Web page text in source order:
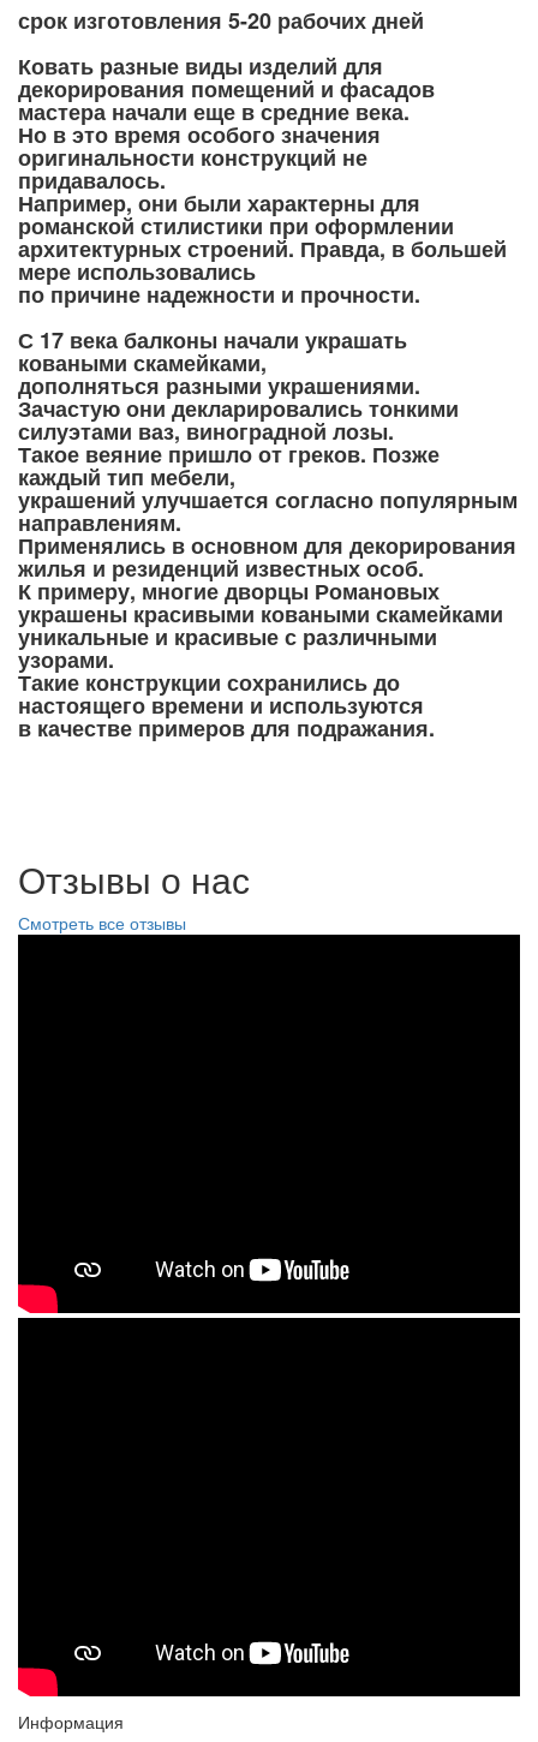
срок изготовления 5-20 рабочих дней
Ковать разные виды изделий для
декорирования помещений и фасадов
мастера начали еще в средние века.
Но в это время особого значения
оригинальности конструкций не
придавалось.
Например, они были характерны для
романской стилистики при оформлении
архитектурных строений. Правда, в большей
мере использовались
по причине надежности и прочности.
С 17 века балконы начали украшать
коваными скамейками,
дополняться разными украшениями.
Зачастую они декларировались тонкими
силуэтами ваз, виноградной лозы.
Такое веяние пришло от греков. Позже
каждый тип мебели,
украшений улучшается согласно популярным
направлениям.
Применялись в основном для декорирования
жилья и резиденций известных особ.
К примеру, многие дворцы Романовых
украшены красивыми коваными скамейками
уникальные и красивые с различными
узорами.
Такие конструкции сохранились до
настоящего времени и используются
в качестве примеров для подражания.
Отзывы о нас
Смотреть все отзывы
Информация